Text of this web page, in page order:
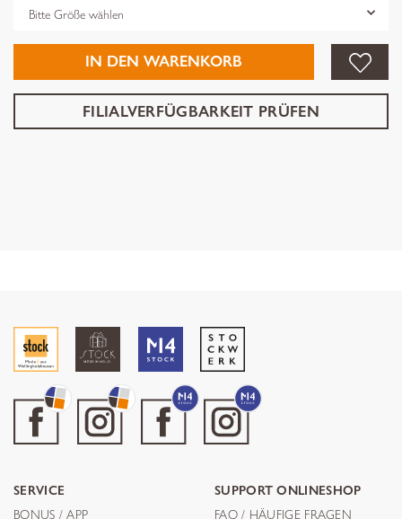
IN DEN WARENKORB
FILIALVERFÜGBARKEIT PRÜFEN
SERVICE
BONUS / APP
SUPPORT ONLINESHOP
FAQ / HÄUFIGE FRAGEN